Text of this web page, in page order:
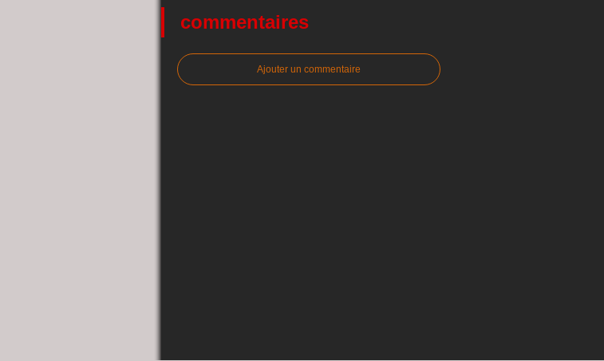
commentaires
Ajouter un commentaire